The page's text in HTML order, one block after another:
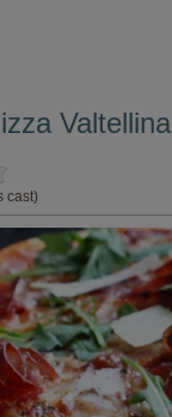
Valtellina
cast)